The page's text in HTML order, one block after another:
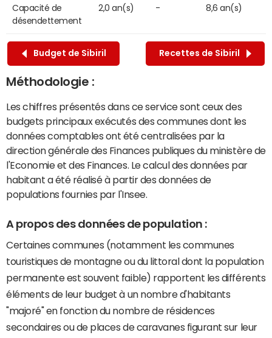
Capacité de
désendettement
2,0 an(s) - 8,6 an(s)
Budget de Sibiril Recettes de Sibiril
Méthodologie :
Les chiffres présentés dans ce service sont ceux des
budgets principaux exécutés des communes dont les
données comptables ont été centralisées par la
direction générale des Finances publiques du ministère de
l'Economie et des Finances. Le calcul des données par
habitant a été réalisé à partir des données de
populations fournies par l'Insee.
A propos des données de population :
Certaines communes (notamment les communes
touristiques de montagne ou du littoral dont la population
permanente est souvent faible) rapportent les différents
éléments de leur budget à un nombre d'habitants
"majoré" en fonction du nombre de résidences
secondaires ou de places de caravanes figurant sur leur